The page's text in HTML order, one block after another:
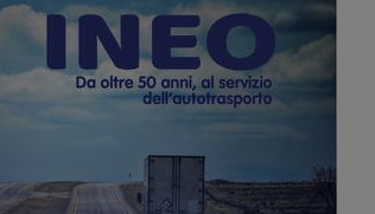
massa complessiva fino a 7,5
tonnellate a 1.040 euro, senza
possibilità di recupero delle accise. Il
credito d’imposta introdotto dal
Governo copre solo il 22% circa dei